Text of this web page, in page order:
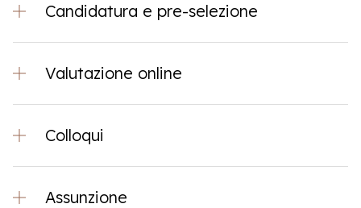
Candidatura e pre-selezione
Valutazione online
Colloqui
Assunzione